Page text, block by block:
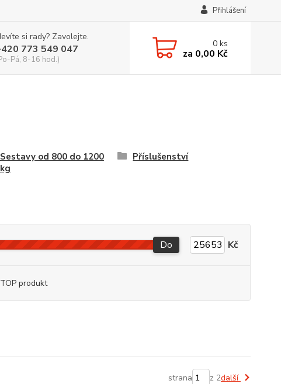
Přihlášení
si rady? Zavolejte.
773 549 047
Pá, 8-16 hod.)
0ks
za 0,00 Kč
Sestavy od 800 do 1200
kg
Příslušenství
Do Kč
TOP produkt
strana z 2další